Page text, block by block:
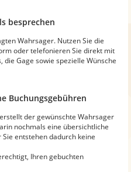
besprechen
Wahrsager. Nutzen Sie die
oder telefonieren Sie direkt mit
Gage sowie spezielle Wünsche
Buchungsgebühren
der gewünschte Wahrsager
nochmals eine übersichtliche
entstehen dadurch keine
Ihren gebuchten